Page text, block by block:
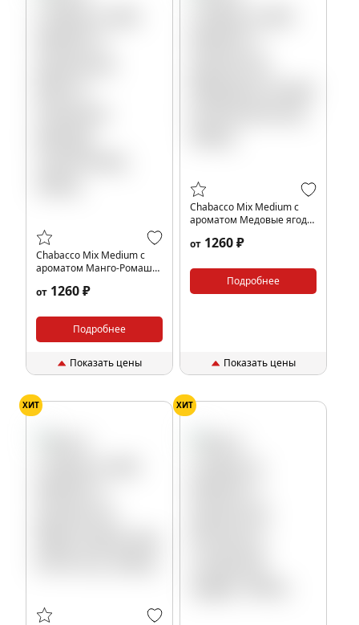
Chabacco Mix Medium с
ароматом Манго-Ромашка
от 1260 ₽
Подробнее
Показать цены
Chabacco Mix Medium с
ароматом Медовые ягоды
от 1260 ₽
Подробнее
Показать цены
ХИТ ХИТ